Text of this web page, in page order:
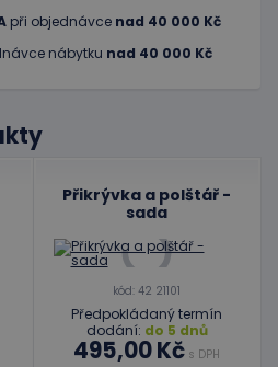
při objednávce nad 40 000 Kč
nábytku nad 40 000 Kč
Přikrývka a polštář -
sada
kód: 42 21101
Předpokládaný termín
dodání: do 5 dnů
495,00 Kč s DPH